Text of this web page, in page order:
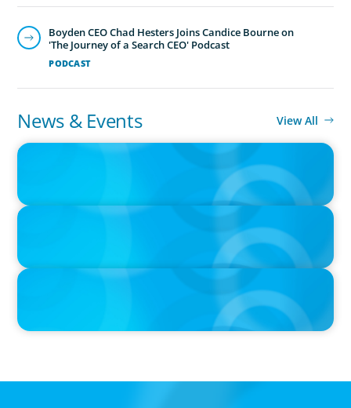
PODCAST
Boyden CEO Chad Hesters Joins Candice Bourne on
'The Journey of a Search CEO' Podcast
News & Events View All
IN THE MEDIA
Big Food splits: Smart move or strategic misstep?
IN THE MEDIA
IN THE MEDIA